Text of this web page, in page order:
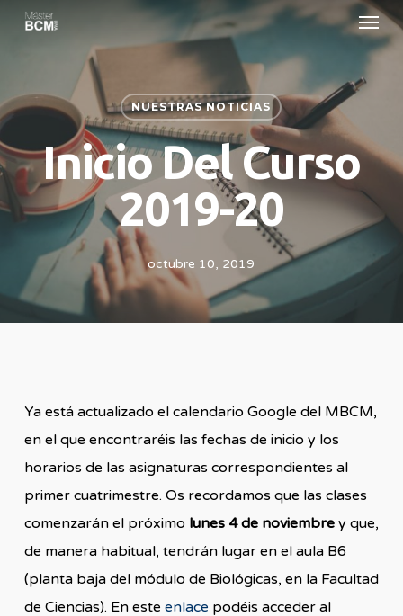
Skip
content
Menu
NUESTRAS NOTICIAS
Inicio Del Curso
2019-20
octubre 10, 2019
Ya está actualizado el calendario Google del MBCM,
en el que encontraréis las fechas de inicio y los
horarios de las asignaturas correspondientes al
primer cuatrimestre. Os recordamos que las clases
comenzarán el próximo lunes 4 de noviembrey que,
de manera habitual, tendrán lugar en el aula B6
(planta baja del módulo de Biológicas, en la Facultad
de Ciencias). En este enlace podéis acceder al